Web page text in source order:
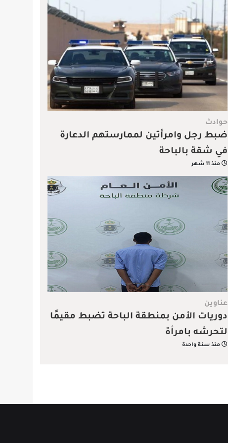
حوادث
ضبط رجل وامرأتين لممارستهم الدعارة
في شقة بالباحة
منذ 11 شهر
عناوين
دوريات الأمن بمنطقة الباحة تضبط مقيمًا
لتحرشه بامرأة
منذ سنة واحدة